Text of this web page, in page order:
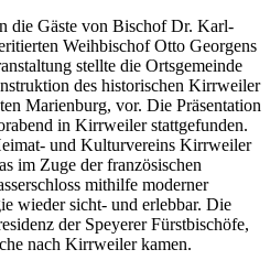
die Gäste von Bischof Dr. Karl-
Weihbischof Otto Georgens
stellte die Ortsgemeinde
des historischen Kirrweiler
Marienburg, vor. Die Präsentation
in Kirrweiler stattgefunden.
und Kulturvereins Kirrweiler
im Zuge der französischen
mithilfe moderner
wieder sicht- und erlebbar. Die
der Speyerer Fürstbischöfe,
nach Kirrweiler kamen.